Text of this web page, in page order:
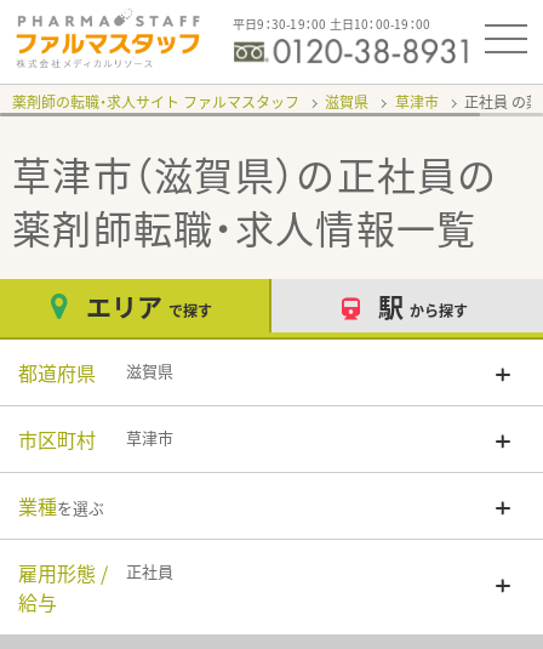
平日9：30-19：00 土日10：00-19：00
薬剤師の転職・求人サイト ファルマスタッフ 滋賀県 草津市 正社員
草津市（滋賀県）の正社員の
薬剤師転職・求人情報一覧
エリア で探す 駅 から探す
都道府県 滋賀県
市区町村 草津市
業種を選ぶ
雇用形態 /
給与
正社員